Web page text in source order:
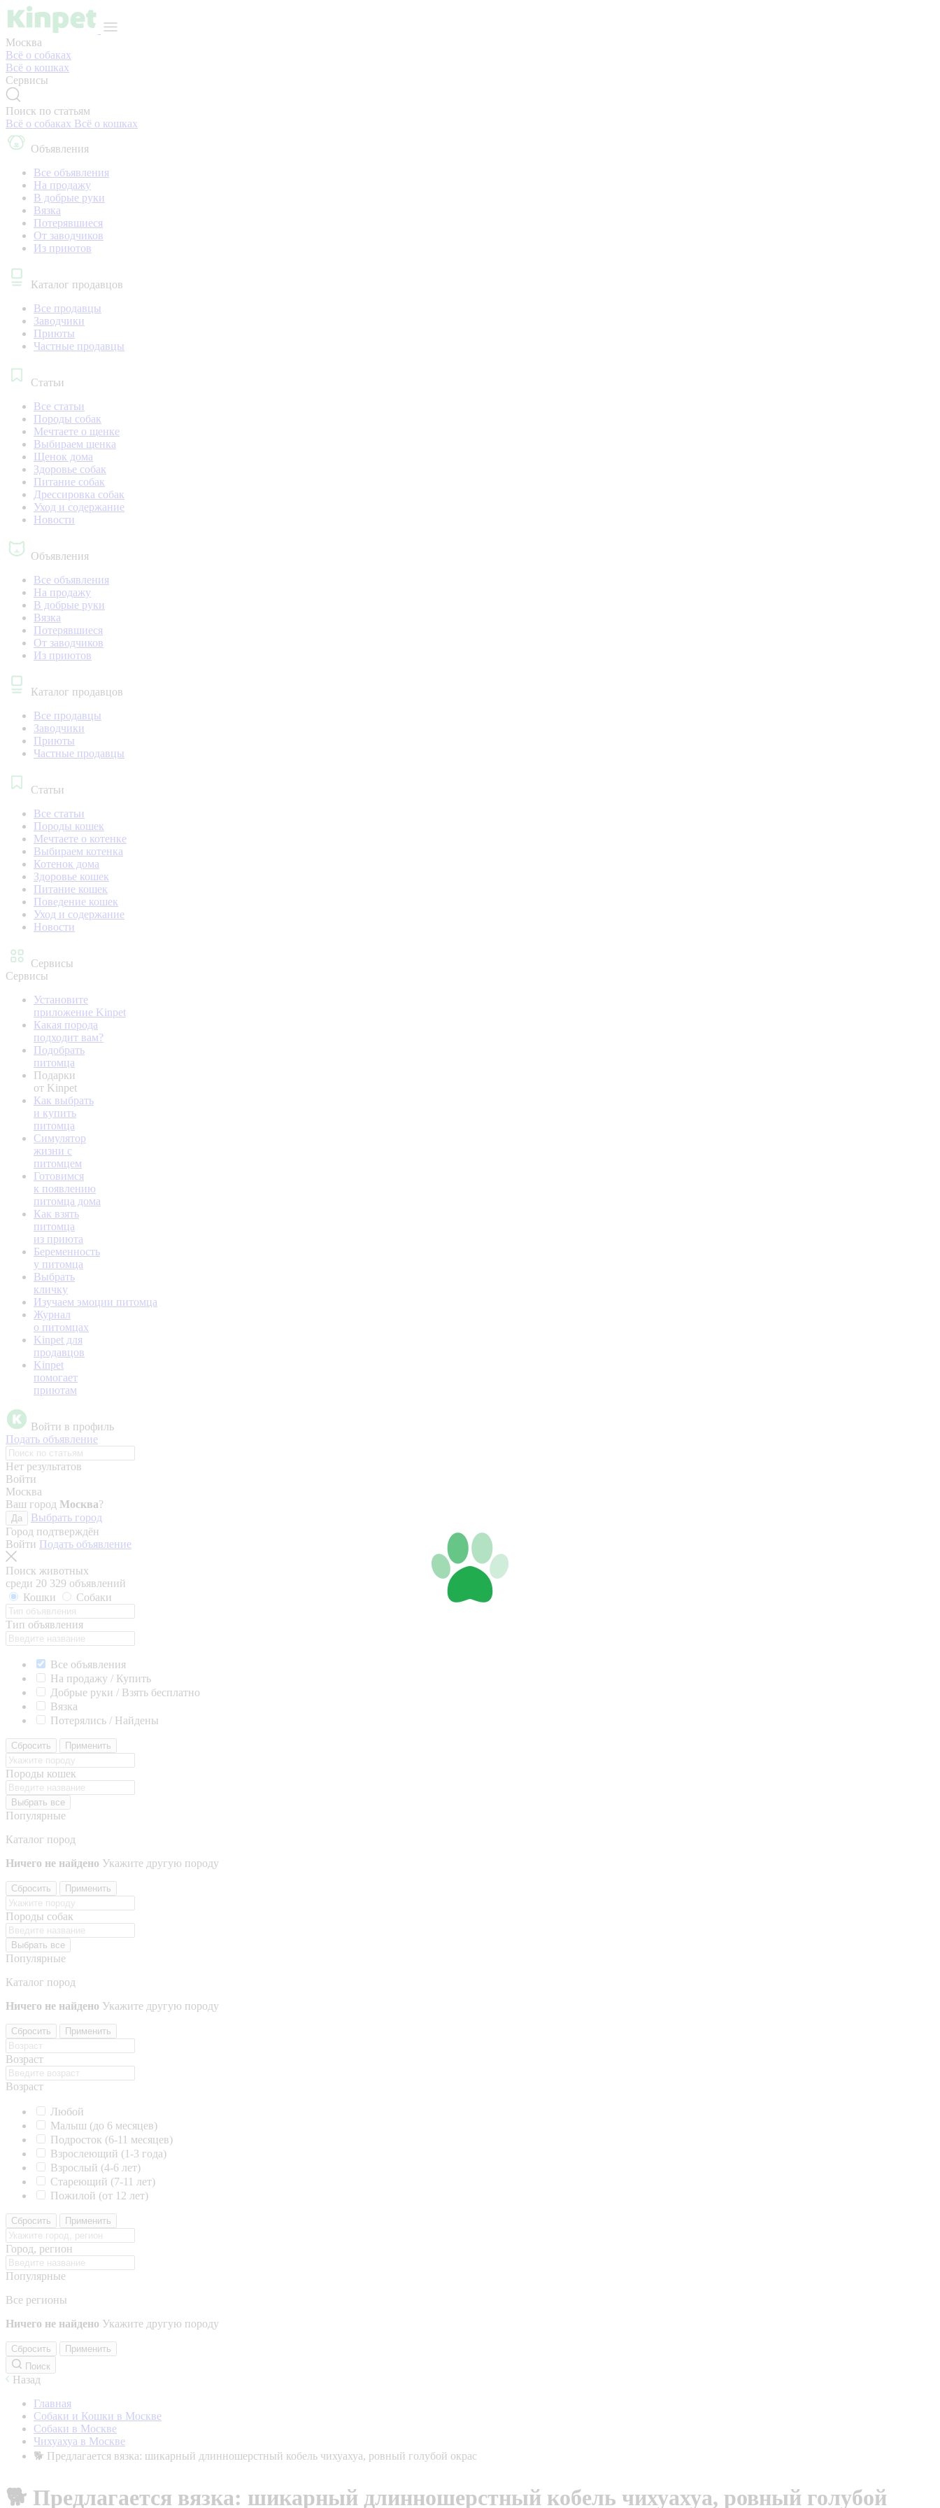
Москва
Всё о собаках
Всё о кошках
Сервисы
Поиск по статьям
Всё о собаках Всё о кошках
Объявления
Все объявления
На продажу
В добрые руки
Вязка
Потерявшиеся
От заводчиков
Из приютов
Каталог продавцов
Все продавцы
Заводчики
Приюты
Частные продавцы
Статьи
Все статьи
Породы собак
Мечтаете о щенке
Выбираем щенка
Щенок дома
Здоровье собак
Питание собак
Дрессировка собак
Уход и содержание
Новости
Объявления
Все объявления
На продажу
В добрые руки
Вязка
Потерявшиеся
От заводчиков
Из приютов
Каталог продавцов
Все продавцы
Заводчики
Приюты
Частные продавцы
Статьи
Все статьи
Породы кошек
Мечтаете о котенке
Выбираем котенка
Котенок дома
Здоровье кошек
Питание кошек
Поведение кошек
Уход и содержание
Новости
Сервисы
Сервисы
Установите
приложение Kinpet
Какая порода
подходит вам?
Подобрать
питомца
Подарки
от Kinpet
Как выбрать
и купить
питомца
Симулятор
жизни с
питомцем
Готовимся
к появлению
питомца дома
Как взять
питомца
из приюта
Беременность
у питомца
Выбрать
кличку
Изучаем эмоции питомца
Журнал
о питомцах
Kinpet для
продавцов
Kinpet
помогает
приютам
Войти в профиль
Подать объявление
Нет результатов
Войти
Москва
Ваш город Москва?
Да
Выбрать город
Город подтверждён
Войти Подать объявление
Поиск животных
среди 20 329 объявлений
Кошки
Собаки
Тип объявления
Все объявления
На продажу / Купить
Добрые руки / Взять бесплатно
Вязка
Потерялись / Найдены
Сбросить Применить
Породы кошек
Выбрать все
Популярные
Каталог пород
Ничего не найдено Укажите другую породу
Сбросить Применить
Породы собак
Выбрать все
Популярные
Каталог пород
Ничего не найдено Укажите другую породу
Сбросить Применить
Возраст
Возраст
Любой
Малыш (до 6 месяцев)
Подросток (6-11 месяцев)
Взрослеющий (1-3 года)
Взрослый (4-6 лет)
Стареющий (7-11 лет)
Пожилой (от 12 лет)
Сбросить Применить
Город, регион
Популярные
Все регионы
Ничего не найдено Укажите другую породу
Сбросить
Применить
Поиск
Назад
Главная
Собаки и Кошки в Москве
Собаки в Москве
Чихуахуа в Москве
🐕 Предлагается вязка: шикарный длинношерстный кобель чихуахуа, ровный голубой окрас
🐕 Предлагается вязка: шикарный длинношерстный кобель чихуахуа, ровный голубой